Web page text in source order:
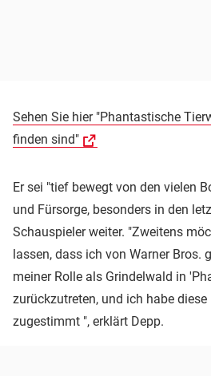
Sehen Sie hier "Phantastische
finden sind"
Er sei "tief bewegt von den vielen
und Fürsorge, besonders in den
Schauspieler weiter. "Zweitens
lassen, dass ich von Warner Bros.
meiner Rolle als Grindelwald in
zurückzutreten, und ich habe
zugestimmt ", erklärt Depp.